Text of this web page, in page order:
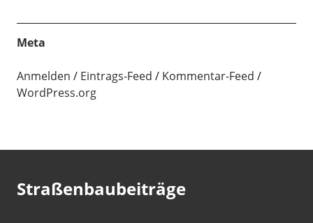
Meta
Anmelden Eintrags-Feed
Kommentar-Feed
WordPress.org
Straßenbaubeiträge